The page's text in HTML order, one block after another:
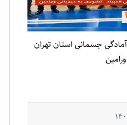
جسمانی استان تهران